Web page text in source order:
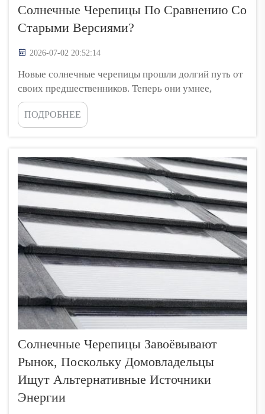
Солнечные Черепицы По Сравнению Со
Старыми Версиями?
2026-07-02 20:52:14
Новые солнечные черепицы прошли долгий путь от
своих предшественников. Теперь они умнее,
выглядят лучше и эффективнее. В Top Energy мы
стремимся предоставить клиентам лучшие
солнечные технологии. Это означает, что мы хотим
почему они лучше, чем...
ПОДРОБНЕЕ
Солнечные Черепицы Завоёвывают
Рынок, Поскольку Домовладельцы
Ищут Альтернативные Источники
Энергии